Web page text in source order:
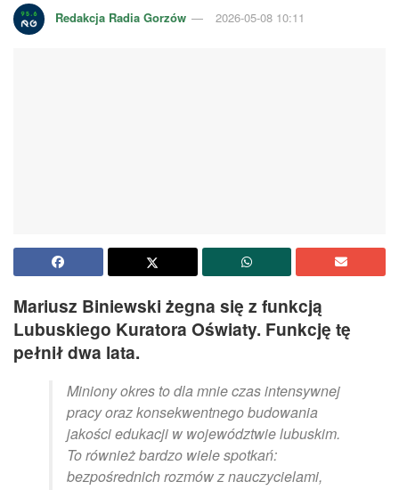
Redakcja Radia Gorzów 2026-05-08 10:11
Mariusz Biniewski żegna się z funkcją
Lubuskiego Kuratora Oświaty. Funkcję tę
pełnił dwa lata.
Miniony okres to dla mnie czas intensywnej
pracy oraz konsekwentnego budowania
jakości edukacji w województwie lubuskim.
To również bardzo wiele spotkań:
bezpośrednich rozmów z nauczycielami,